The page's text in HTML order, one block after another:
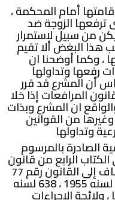
أمام المحكمة ،
ترفعها الزوجة ضد
من سبيل لاستمرار
هذا البغض ألا تقيم
، وكما أوضحنا ان
رفعها وتداولها
أن المشرع قد قرر
المرافعات إذا خلا
من نص ، والواقع ان المشرع وبذات
من القوانين
وتداولها
الصادرة بالمرسوم
لسنه 1931 ويلغي الكتاب الرابع من قانون
المرافعات المدنية والتجارية المضاف إلى القانون رقم 77
لسنه 1949 ، والقوانين أرقام 463 لسنه 1955 ، 638 لسنه
إليها ، ولائحة الإجراءات